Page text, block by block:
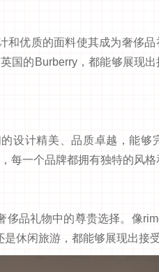
和优质的面料使其成为奢侈
国的Burberry，都能够展现
设计精美、品质卓越，能够
每一个品牌都拥有独特的风格
侈品礼物中的尊贵选择。像
休闲旅游，都能够展现出接